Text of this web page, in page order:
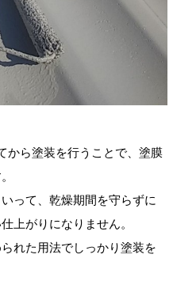
から塗装を行うことで、塗膜
って、乾燥期間を守らずに
上がりになりません。
れた用法でしっかり塗装を